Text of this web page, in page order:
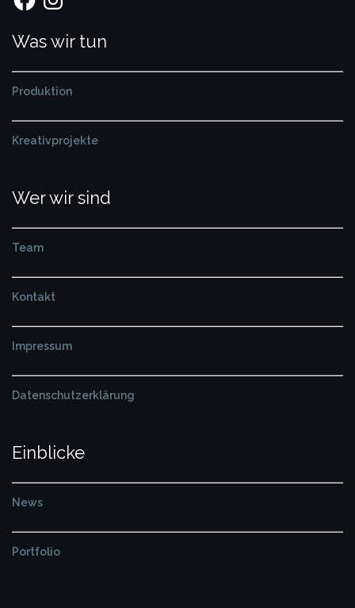
Was wir tun
Produktion
Kreativprojekte
Wer wir sind
Team
Kontakt
Impressum
Datenschutzerklärung
Einblicke
News
Portfolio